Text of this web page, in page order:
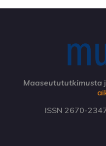
Maaseutututkimusta
ISSN 2670-